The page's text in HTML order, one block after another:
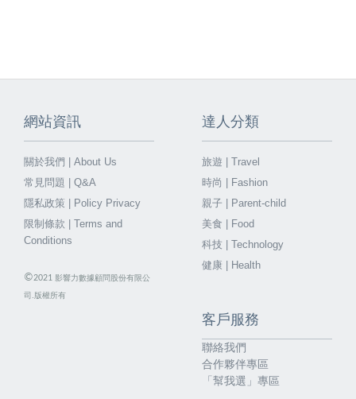
網站資訊
關於我們 | About Us
常見問題 | Q&A
隱私政策 | Policy Privacy
限制條款 | Terms and
Conditions
©2021 影響力數據顧問股份有限公
司.版權所有
達人分類
旅遊 | Travel
時尚 | Fashion
親子 | Parent-child
美食 | Food
科技 | Technology
健康 | Health
客戶服務
聯絡我們
合作夥伴專區
「幫我選」專區